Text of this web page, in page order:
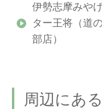
伊勢志摩みや
ター王将（道
部店）
周辺にあ